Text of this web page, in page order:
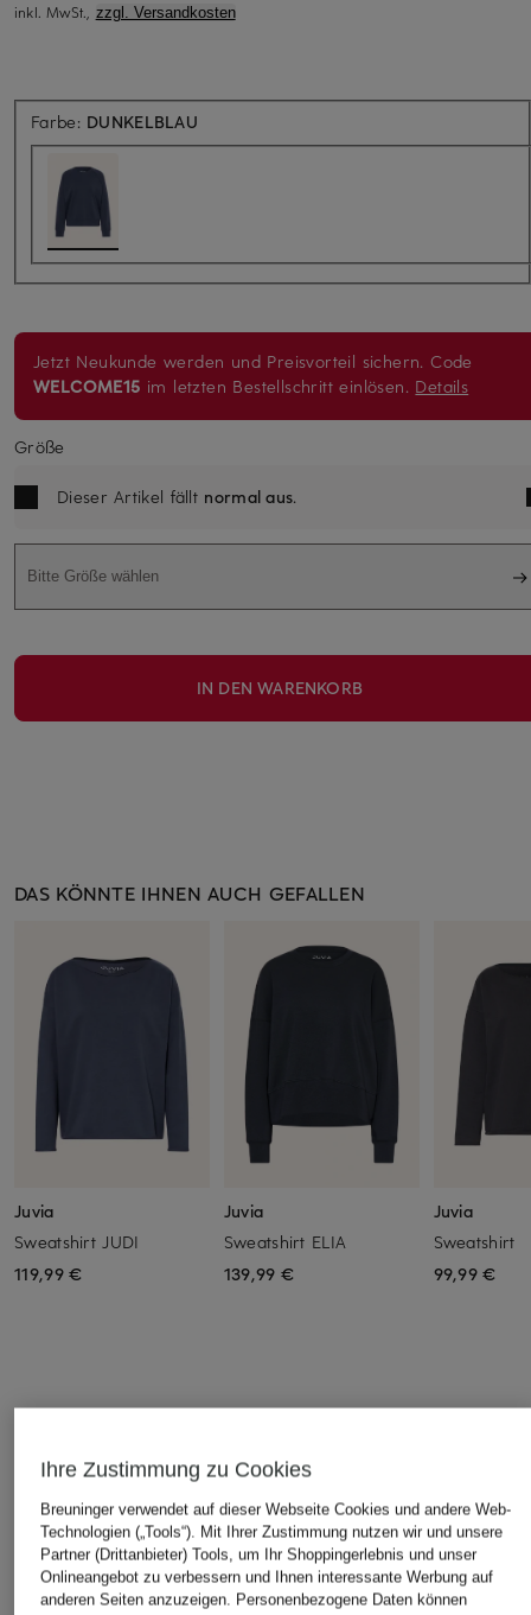
inkl. MwSt., zzgl. Versandkosten
Farbe: DUNKELBLAU
Jetzt Neukunde werden und Preisvorteil sichern. Code
WELCOME15 im letzten Bestellschritt einlösen. Details
Größe
Dieser Artikel fällt normal aus.
Bitte Größe wählen
IN DEN WARENKORB
DAS KÖNNTE IHNEN AUCH GEFALLEN
Juvia
Sweatshirt JUDI
119,99 €
Juvia
Sweatshirt ELIA
139,99 €
Juvia
Sweatshirt
99,99 €
ÄHNLICHE ARTIKEL ENTDECKEN
Ihre Zustimmung zu Cookies
Breuninger verwendet auf dieser Webseite Cookies und andere Web-
Technologien („Tools“). Mit Ihrer Zustimmung nutzen wir und unsere
Partner (Drittanbieter) Tools, um Ihr Shoppingerlebnis und unser
Onlineangebot zu verbessern und Ihnen interessante Werbung auf
anderen Seiten anzuzeigen. Personenbezogene Daten können